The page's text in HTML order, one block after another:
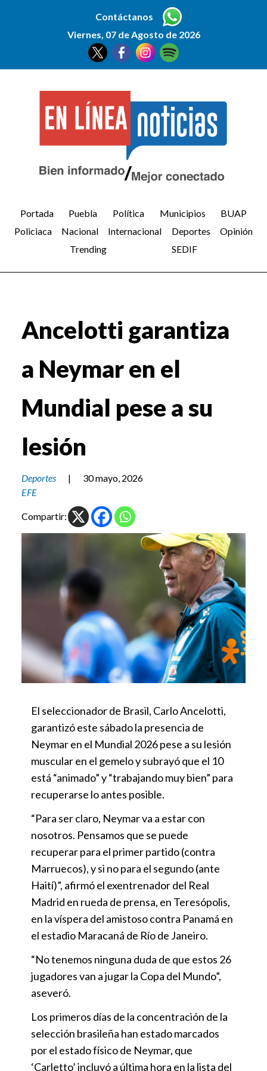
Contáctanos
Viernes, 07 de Agosto de 2026
Portada Puebla Política Municipios
BUAP
Policiaca
Nacional Internacional Deportes
Opinión
Trending
SEDIF
Ancelotti garantiza
a Neymar en el
Mundial pese a su
lesión
Deportes |
30 mayo, 2026
EFE
Compartir:
El seleccionador de Brasil, Carlo Ancelotti,
garantizó este sábado la presencia de
Neymar en el Mundial 2026 pese a su lesión
muscular en el gemelo y subrayó que el 10
está “animado” y “trabajando muy bien” para
recuperarse lo antes posible.
“Para ser claro, Neymar va a estar con
nosotros. Pensamos que se puede
recuperar para el primer partido (contra
Marruecos), y si no para el segundo (ante
Haití)”, afirmó el exentrenador del Real
Madrid en rueda de prensa, en Teresópolis,
en la víspera del amistoso contra Panamá en
el estadio Maracaná de Río de Janeiro.
“No tenemos ninguna duda de que estos 26
jugadores van a jugar la Copa del Mundo”,
aseveró.
Los primeros días de la concentración de la
selección brasileña han estado marcados
por el estado físico de Neymar, que
‘Carletto’ incluyó a última hora en la lista del